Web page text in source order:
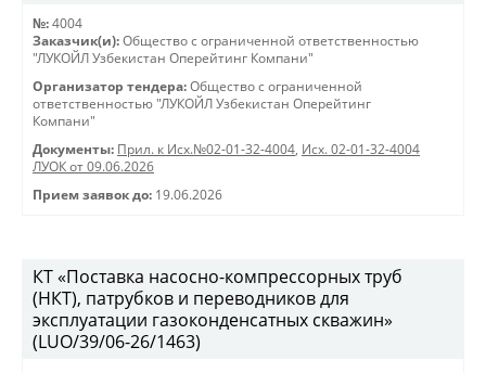
№: 4004
Заказчик(и): Общество с ограниченной ответственностью
"ЛУКОЙЛ Узбекистан Оперейтинг Компани"
Организатор тендера: Общество с ограниченной
ответственностью "ЛУКОЙЛ Узбекистан Оперейтинг
Компани"
Документы: Прил. к Исх.№02-01-32-4004, Исх. 02-01-32-4004
ЛУОК от 09.06.2026
Прием заявок до: 19.06.2026
КТ «Поставка насосно-компрессорных труб
(НКТ), патрубков и переводников для
эксплуатации газоконденсатных скважин»
(LUO/39/06-26/1463)